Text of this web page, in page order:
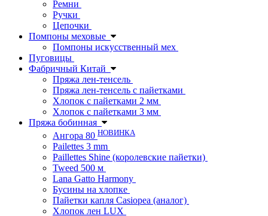
Ремни
Ручки
Цепочки
Помпоны меховые
Помпоны искусственный мех
Пуговицы
Фабричный Китай
Пряжа лен-тенсель
Пряжа лен-тенсель с пайетками
Хлопок с пайетками 2 мм
Хлопок с пайетками 3 мм
Пряжа бобинная
Ангора 80 НОВИНКА
Pailettes 3 mm
Paillettes Shine (королевские пайетки)
Tweed 500 м
Lana Gatto Harmony
Бусины на хлопке
Пайетки капля Casiopea (аналог)
Хлопок лен LUX